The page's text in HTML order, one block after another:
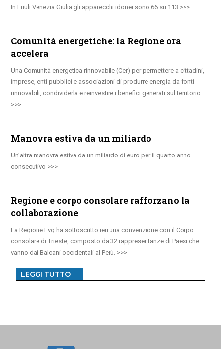
In Friuli Venezia Giulia gli apparecchi idonei sono 66 su 113
Comunità energetiche: la Regione ora
accelera
Una Comunità energetica rinnovabile (Cer) per permettere a cittadini,
imprese, enti pubblici e associazioni di produrre energia da fonti
rinnovabili, condividerla e reinvestire i benefici generati sul territorio
Manovra estiva da un miliardo
Un’altra manovra estiva da un miliardo di euro per il quarto anno
consecutivo
Regione e corpo consolare rafforzano la
collaborazione
La Regione Fvg ha sottoscritto ieri una convenzione con il Corpo
consolare di Trieste, composto da 32 rappresentanze di Paesi che
vanno dai Balcani occidentali al Perù.
LEGGI TUTTO